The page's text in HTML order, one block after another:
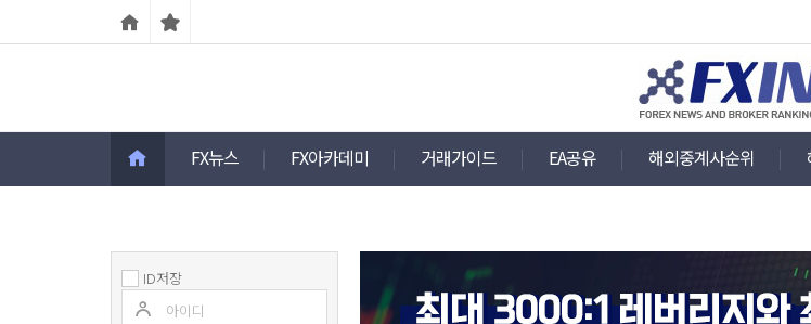
FX뉴스 FX아카데미 거래가이드 EA공유 해외중계사순위
ID저장